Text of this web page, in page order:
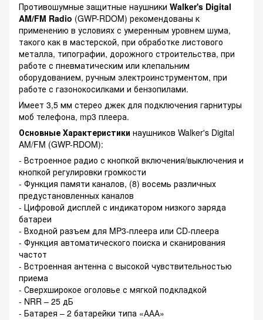
Противошумные защитные наушники Walker's Digital
AM/FM Radio (GWP-RDOM) рекомендованы к
применению в условиях с умеренным уровнем шума,
такого как в мастерской, при обработке листового
металла, типографии, дорожного строительства, при
работе с пневматическим или клепальним
оборудованием, ручным электроинструментом, при
работе с газонокосилками и бензопилами.
Имеет 3,5 мм стерео джек для подключения гарнитуры
моб телефона, mp3 плеера.
Основные Характеристики наушников Walker's Digital
AM/FM (GWP-RDOM):
- Встроенное радио с кнопкой включения/выключения и
кнопкой регулировки громкости
- Функция памяти каналов, (8) восемь различных
предустановленных каналов
- Цифровой дисплей с индикатором низкого заряда
батареи
- Входной разъем для MP3-плеера или CD-плеера
- Функция автоматического поиска и сканирования
частот
- Встроенная антенна с высокой чувствительностью
приема
- Сверхширокое оголовье с мягкой подкладкой
- NRR – 25 дБ
- Батарея – 2 батарейки типа «ААА»